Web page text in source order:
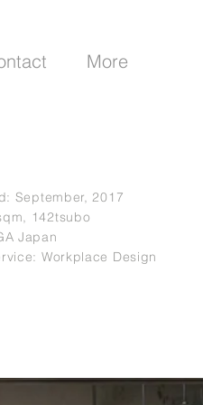
More
September, 2017
142tsubo
Japan
Workplace Design